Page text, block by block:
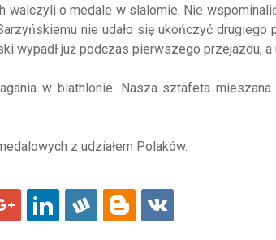
walczyli o medale w slalomie. Nie
nie udało się ukończyć
wypadł już podczas pierwszego przejazdu,
w biathlonie. Nasza sztafeta
z udziałem Polaków.